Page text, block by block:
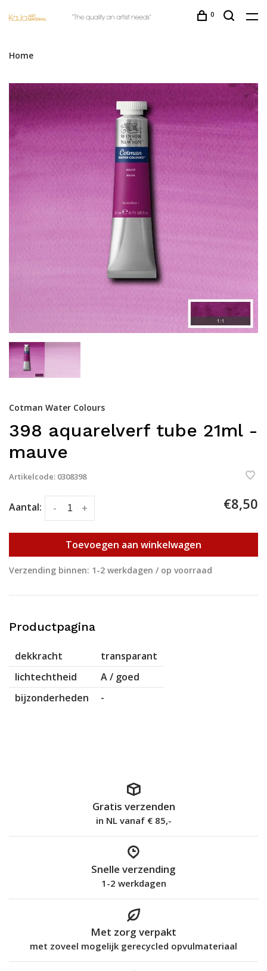
0
Home
Cotman Water Colours
398 aquarelverf tube 21ml -
mauve
Artikelcode: 0308398
Aantal: +
- €8,50
Toevoegen aan winkelwagen
Verzending binnen: 1-2 werkdagen / op voorraad
Productpagina
dekkracht
transparant
lichtechtheid
A / goed
bijzonderheden
-
Gratis verzenden
in NL vanaf € 85,-
Snelle verzending
1-2 werkdagen
Met zorg verpakt
met zoveel mogelijk gerecycled opvulmateriaal